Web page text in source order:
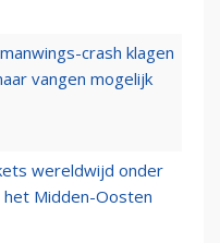
crash klagen
vangen mogelijk
wereldwijd onder
Midden-Oosten